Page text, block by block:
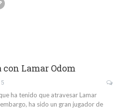
con Lamar Odom
ha tenido que atravesar Lamar
ha sido un gran jugador de